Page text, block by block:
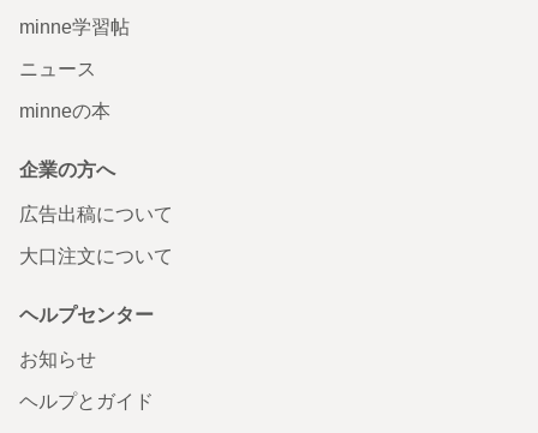
minne学習帖
ニュース
minneの本
企業の方へ
広告出稿について
大口注文について
ヘルプセンター
お知らせ
ヘルプとガイド